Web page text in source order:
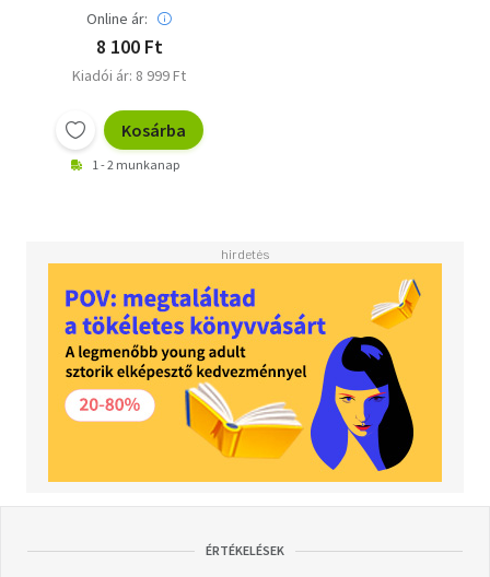
Online ár:
8 100 Ft
Kiadói ár: 8 999 Ft
Kosárba
1 - 2 munkanap
ÉRTÉKELÉSEK